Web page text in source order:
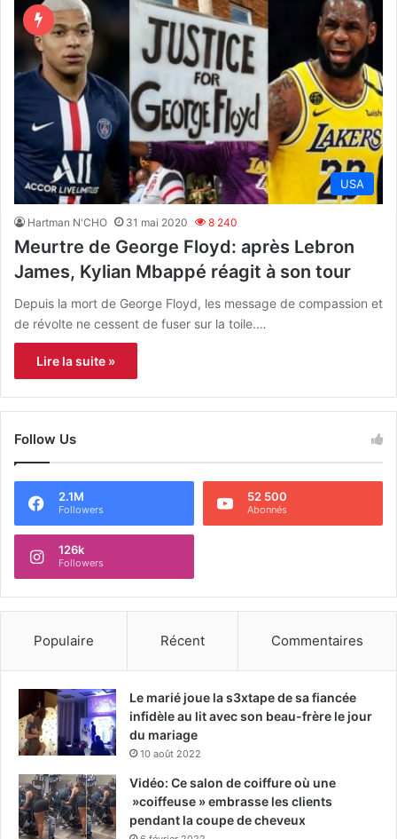
USA
Hartman N'CHO 31 mai 2020 8 240
Meurtre de George Floyd: après Lebron
James, Kylian Mbappé réagit à son tour
Depuis la mort de George Floyd, les message de compassion et
de révolte ne cessent de fuser sur la toile.…
Lire la suite »
Follow Us
2.1M
Followers
52 500
Abonnés
126k
Followers
Populaire Récent Commentaires
Le marié joue la s3xtape de sa fiancée
infidèle au lit avec son beau-frère le jour
du mariage
10 août 2022
Vidéo: Ce salon de coiffure où une
»coiffeuse » embrasse les clients
pendant la coupe de cheveux